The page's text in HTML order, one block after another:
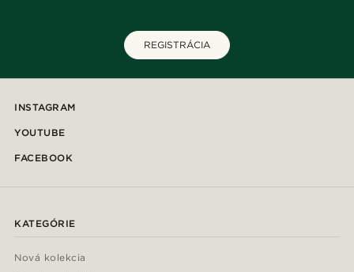
REGISTRÁCIA
INSTAGRAM
YOUTUBE
FACEBOOK
KATEGÓRIE
Nová kolekcia